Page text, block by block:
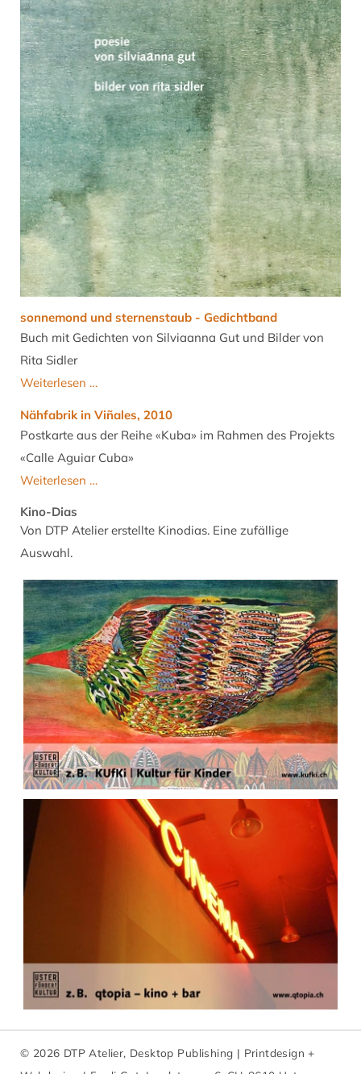
sonnemond und sternenstaub - Gedichtband
Buch mit Gedichten von Silviaanna Gut und Bilder von
Rita Sidler
Weiterlesen …
Nähfabrik in Viñales, 2010
Postkarte aus der Reihe «Kuba» im Rahmen des Projekts
«Calle Aguiar Cuba»
Weiterlesen …
Viñales,
Kino-Dias
Von DTP Atelier erstellte Kinodias. Eine zufällige
Auswahl.
© 2026 DTP Atelier, Desktop Publishing | Printdesign +